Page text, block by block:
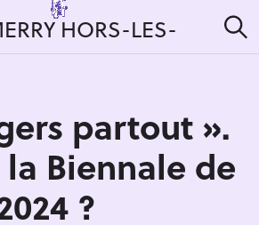
HORS-LES-
e
partout ».
la Biennale de
?